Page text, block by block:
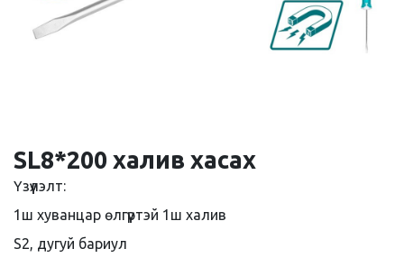
SL8*200 халив хасах
Үзүүлэлт:
1ш хуванцар өлгүүртэй 1ш халив
S2, дугуй бариул